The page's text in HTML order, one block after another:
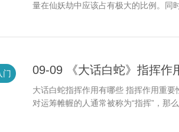
量在仙妖劫中应该占有极大的比例。同
门 09-09 《大话白蛇》指挥作
大话白蛇指挥作用有哪些 指挥作用重
对运筹帷幄的人通常被称为“指挥”，那